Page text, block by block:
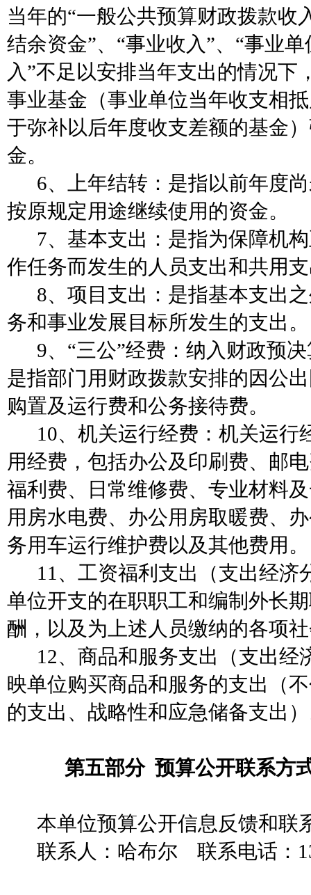
当年的“一般公共预算财政拨款收
结余资金”、“事业收入”、“事业
入”不足以安排当年支出的情况下
事业基金（事业单位当年收支相
于弥补以后年度收支差额的基金
金。
6、上年结转：是指以前年度
按原规定用途继续使用的资金。
7、基本支出：是指为保障机
作任务而发生的人员支出和共用
8、项目支出：是指基本支出
务和事业发展目标所发生的支出。
9、“三公”经费：纳入财政预
是指部门用财政拨款安排的因公
购置及运行费和公务接待费。
10、机关运行经费：机关运行
用经费，包括办公及印刷费、邮
福利费、日常维修费、专业材料
用房水电费、办公用房取暖费、
务用车运行维护费以及其他费用。
11、工资福利支出（支出经济
单位开支的在职职工和编制外长
酬，以及为上述人员缴纳的各项
12、商品和服务支出（支出经
映单位购买商品和服务的支出（
的支出、战略性和应急储备支出
第五部分预算公开联系方
本单位预算公开信息反馈和联
联系人：哈布尔 联系电话：